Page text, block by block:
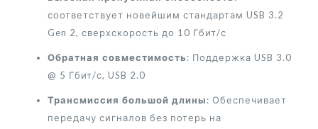
соответствует новейшим стандартам USB 3.2
Gen 2, сверхскорость до 10 Гбит/с
Обратная совместимость: Поддержка USB 3.0
@ 5 Гбит/с, USB 2.0
Трансмиссия большой длины: Обеспечивает
передачу сигналов без потерь на